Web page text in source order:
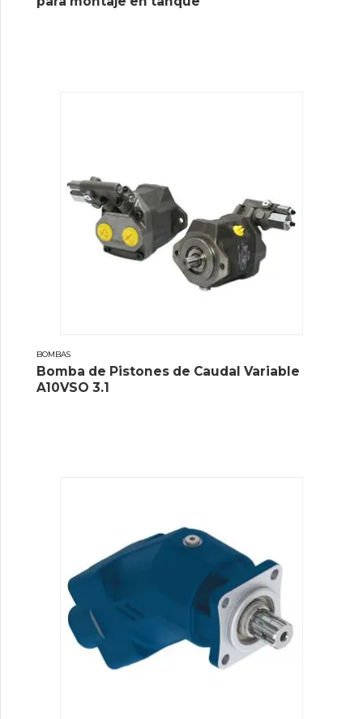
BOMBAS
Bomba de Pistones de Caudal Variable
A10VSO 3.1